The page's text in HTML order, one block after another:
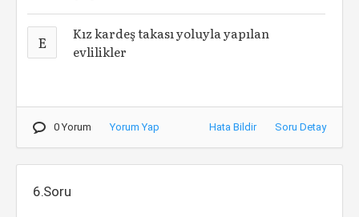
E
Kız kardeş takası yoluyla yapılan
evlilikler
0 Yorum Yorum Yap Hata Bildir Soru Detay
6.Soru